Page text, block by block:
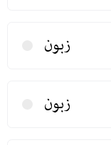
زبون
زبون